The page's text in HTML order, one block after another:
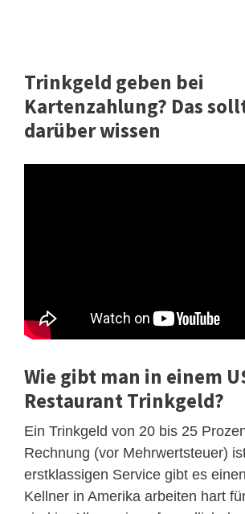
Trinkgeld geben bei
Kartenzahlung? Das
darüber wissen
Wie gibt man in einem
Restaurant Trinkgeld?
Ein Trinkgeld von 20 bis 25
Rechnung (vor Mehrwertsteuer)
erstklassigen Service gibt es
Kellner in Amerika arbeiten hart